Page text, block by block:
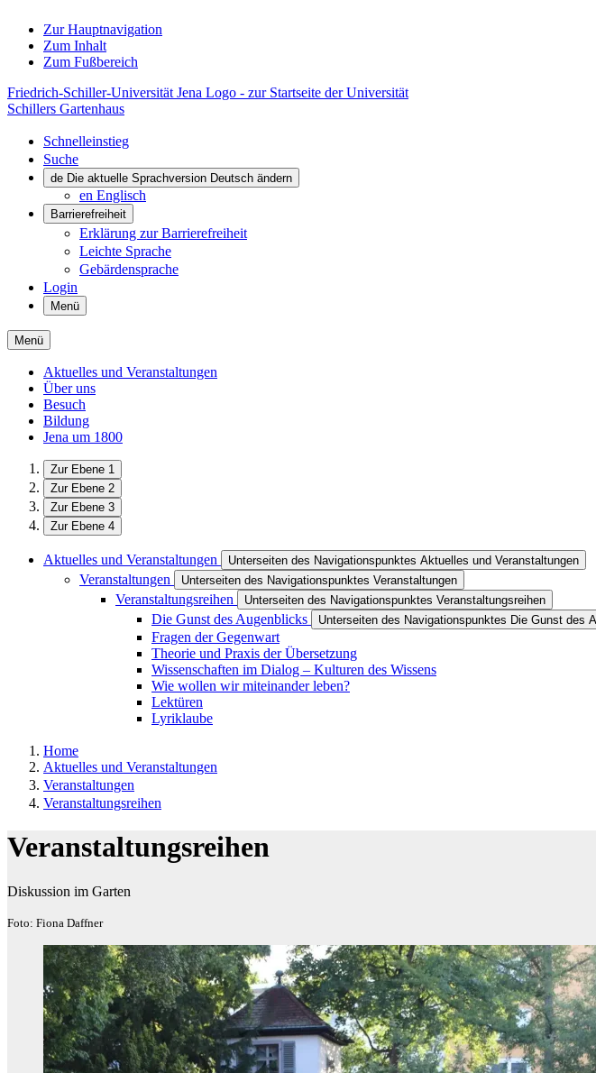
Zur Hauptnavigation
Zum Inhalt
Zum Fußbereich
Friedrich-Schiller-Universität Jena Logo - zur Startseite der Universität
Schillers Gartenhaus
Schnelleinstieg
Suche
de Die aktuelle Sprachversion Deutsch ändern
en Englisch
Barrierefreiheit
Erklärung zur Barrierefreiheit
Leichte Sprache
Gebärdensprache
Login
Menü
Menü
Aktuelles und Veranstaltungen
Über uns
Besuch
Bildung
Jena um 1800
Zur Ebene 1
Zur Ebene 2
Zur Ebene 3
Zur Ebene 4
Aktuelles und Veranstaltungen Unterseiten des Navigationspunktes Aktuelles und Veranstaltungen
Veranstaltungen Unterseiten des Navigationspunktes Veranstaltungen
Veranstaltungsreihen Unterseiten des Navigationspunktes Veranstaltungsreihen
Die Gunst des Augenblicks Unterseiten des Navigationspunktes Die Gunst des
Fragen der Gegenwart
Theorie und Praxis der Übersetzung
Wissenschaften im Dialog – Kulturen des Wissens
Wie wollen wir miteinander leben?
Lektüren
Lyriklaube
Home
Aktuelles und Veranstaltungen
Veranstaltungen
Veranstaltungsreihen
Veranstaltungsreihen
Diskussion im Garten
Foto: Fiona Daffner